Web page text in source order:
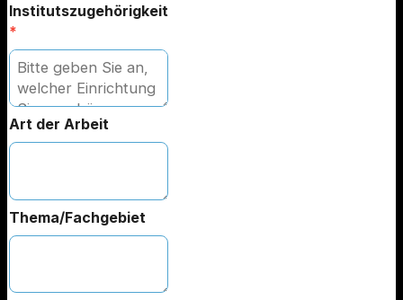
Institutszugehörigkeit
*
Art der Arbeit
Thema/Fachgebiet